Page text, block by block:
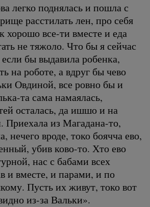
легко поднялась и пошла с
расстилать лен, про себя
хорошо все-ти вместе и еда
не тяжоло. Что бы я сейчас
бы выдавила робенка,
на роботе, а вдруг бы чево
Овдиной, все ровно бы и
та сама намаялась,
осталась, да ишшо и на
Приехала из Магадана-то,
нечего вроде, токо боячча ево,
убив ково-то. Хто ево
нас с бабами всех
и вместе, и парами, и по
Пусть их живут, токо вот
из-за Вальки».